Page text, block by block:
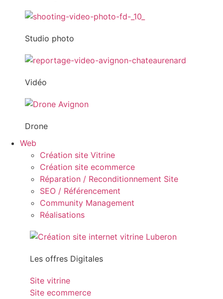
Studio photo
Vidéo
Drone
Web
Création site Vitrine
Création site ecommerce
Réparation / Reconditionnement Site
SEO / Référencement
Community Management
Réalisations
Les offres Digitales
Site vitrine
Site ecommerce